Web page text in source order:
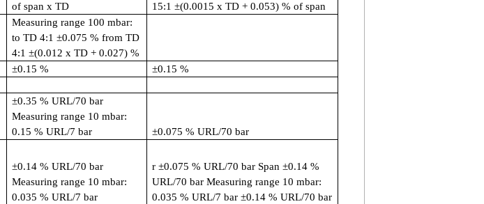
of span x TD
15:1 ±(0.0015 x TD + 0.053) % of span
Measuring range 100 mbar:
to TD 4:1 ±0.075 % from TD
4:1 ±(0.012 x TD + 0.027) %
±0.15 % ±0.15 %
±0.35 % URL/70 bar
Measuring range 10 mbar:
0.15 % URL/7 bar
±0.075 % URL/70 bar
±0.14 % URL/70 bar
Measuring range 10 mbar:
0.035 % URL/7 bar
r ±0.075 % URL/70 bar Span ±0.14 %
URL/70 bar Measuring range 10 mbar:
0.035 % URL/7 bar ±0.14 % URL/70 bar